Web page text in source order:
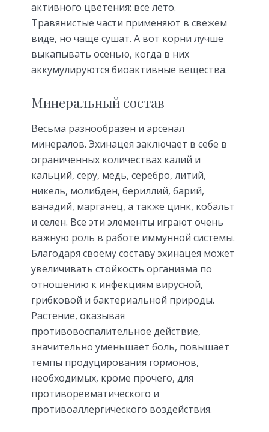
активного цветения: все лето.
Травянистые части применяют в свежем
виде, но чаще сушат. А вот корни лучше
выкапывать осенью, когда в них
аккумулируются биоактивные вещества.
Минеральный состав
Весьма разнообразен и арсенал
минералов. Эхинацея заключает в себе в
ограниченных количествах калий и
кальций, серу, медь, серебро, литий,
никель, молибден, бериллий, барий,
ванадий, марганец, а также цинк, кобальт
и селен. Все эти элементы играют очень
важную роль в работе иммунной системы.
Благодаря своему составу эхинацея может
увеличивать стойкость организма по
отношению к инфекциям вирусной,
грибковой и бактериальной природы.
Растение, оказывая
противовоспалительное действие,
значительно уменьшает боль, повышает
темпы продуцирования гормонов,
необходимых, кроме прочего, для
противоревматического и
противоаллергического воздействия.